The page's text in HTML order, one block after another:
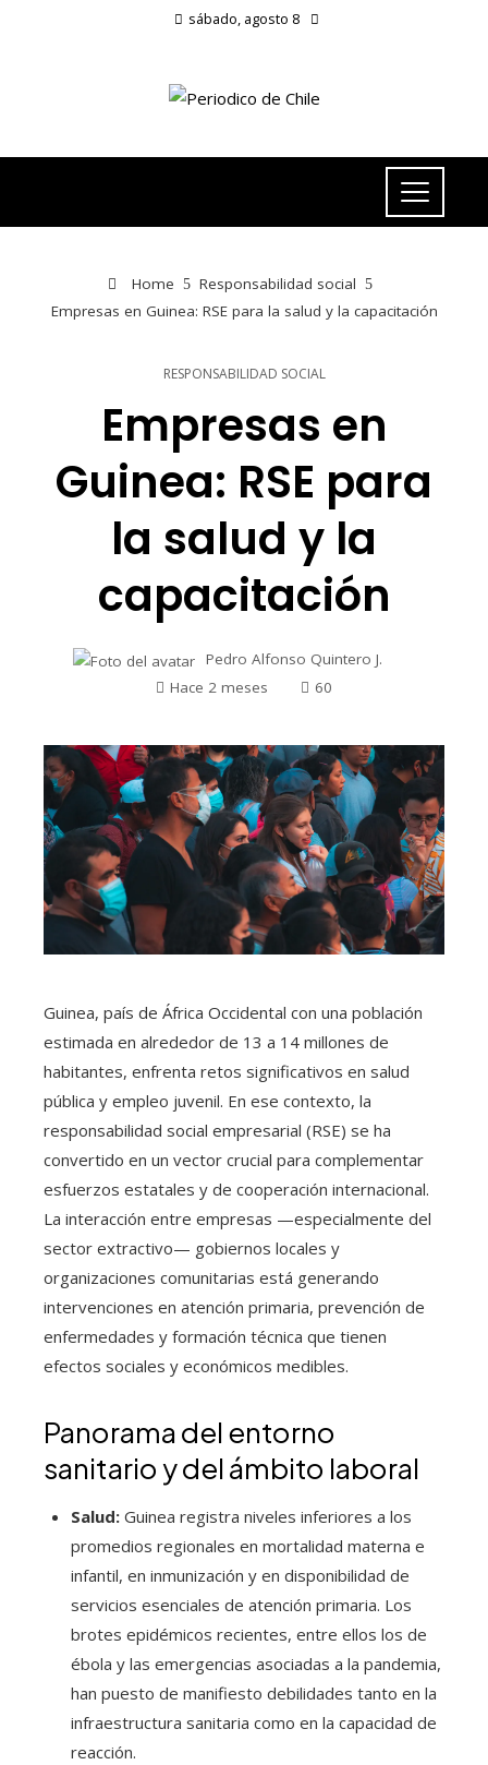
sábado, agosto 8
Home
Responsabilidad social
Empresas en Guinea: RSE para la salud y la capacitación
RESPONSABILIDAD SOCIAL
Empresas en
Guinea: RSE para
la salud y la
capacitación
Pedro Alfonso Quintero J.
Hace 2 meses
60
Guinea, país de África Occidental con una población
estimada en alrededor de 13 a 14 millones de
habitantes, enfrenta retos significativos en salud
pública y empleo juvenil. En ese contexto, la
responsabilidad social empresarial (RSE) se ha
convertido en un vector crucial para complementar
esfuerzos estatales y de cooperación internacional.
La interacción entre empresas —especialmente del
sector extractivo— gobiernos locales y
organizaciones comunitarias está generando
intervenciones en atención primaria, prevención de
enfermedades y formación técnica que tienen
efectos sociales y económicos medibles.
Panorama del entorno
sanitario y del ámbito laboral
Salud: Guinea registra niveles inferiores a los
promedios regionales en mortalidad materna e
infantil, en inmunización y en disponibilidad de
servicios esenciales de atención primaria. Los
brotes epidémicos recientes, entre ellos los de
ébola y las emergencias asociadas a la pandemia,
han puesto de manifiesto debilidades tanto en la
infraestructura sanitaria como en la capacidad de
reacción.